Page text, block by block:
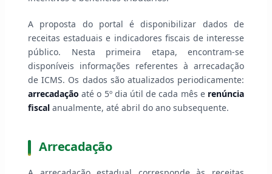
A proposta do portal é disponibilizar dados de
receitas estaduais e indicadores fiscais de interesse
público. Nesta primeira etapa, encontram-se
disponíveis informações referentes à arrecadação
de ICMS. Os dados são atualizados periodicamente:
arrecadação até o 5º dia útil de cada mês e renúncia
fiscal anualmente, até abril do ano subsequente.
Arrecadação